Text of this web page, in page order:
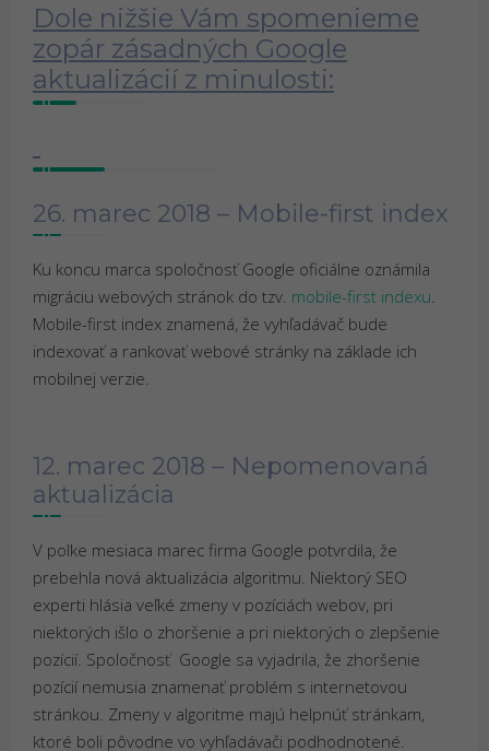
Dole nižšie Vám spomenieme
zopár zásadných Google
aktualizácií z minulosti:
26. marec 2018 – Mobile-first index
Ku koncu marca spoločnosť Google oficiálne oznámila
migráciu webových stránok do tzv. mobile-first indexu
Mobile-first index znamená, že vyhľadávač bude
indexovať a rankovať webové stránky na základe ich
mobilnej verzie.
12. marec 2018 – Nepomenovaná
aktualizácia
V polke mesiaca marec firma Google potvrdila, že
prebehla nová aktualizácia algoritmu. Niektorý SEO
experti hlásia veľké zmeny v pozíciách webov, pri
niektorých išlo o zhoršenie a pri niektorých o zlepšenie
pozícií. Spoločnosť Google sa vyjadrila, že zhoršenie
pozícií nemusia znamenať problém s internetovou
stránkou. Zmeny v algoritme majú helpnúť stránkam,
ktoré boli pôvodne vo vyhľadávači podhodnotené.